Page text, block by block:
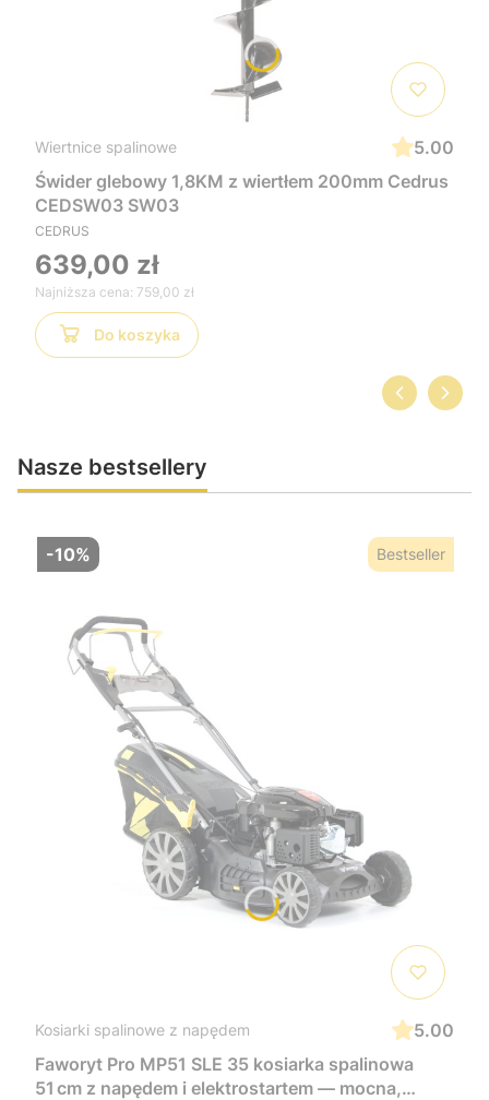
Wiertnice spalinowe
5.00
Świder glebowy 1,8KM z wiertłem 200mm Cedrus
CEDSW03 SW03
CEDRUS
639,00 zł
Najniższa cena: 759,00 zł
Do koszyka
Nasze bestsellery
-10% Bestseller
Kosiarki spalinowe z napędem
5.00
Faworyt Pro MP51 SLE 35 kosiarka spalinowa
51 cm z napędem i elektrostartem — mocna,